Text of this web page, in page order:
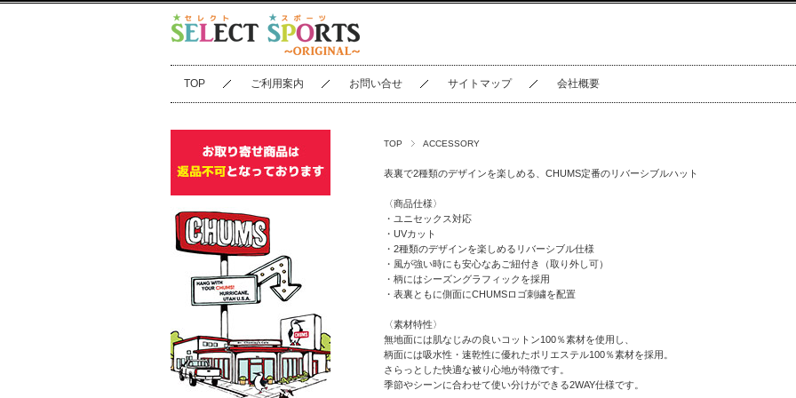
TOP ご利用案内 お問い合せ サイトマップ 会社概要
TOP ACCESSORY
表裏で2種類のデザインを楽しめる、CHUMS定番のリバーシブルハット
〈商品仕様〉
・ユニセックス対応
・UVカット
・2種類のデザインを楽しめるリバーシブル仕様
・風が強い時にも安心なあご紐付き（取り外し可）
・柄にはシーズングラフィックを採用
・表裏ともに側面にCHUMSロゴ刺繍を配置
〈素材特性〉
無地面には肌なじみの良いコットン100％素材を使用し、
柄面には吸水性・速乾性に優れたポリエステル100％素材を採用。
さらっとした快適な被り心地が特徴です。
季節やシーンに合わせて使い分けができる2WAY仕様です。